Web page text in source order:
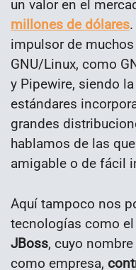
un valor en el
millones de dólares
impulsor de
GNU/Linux, como
y Pipewire, siendo
estándares
grandes
hablamos de las
amigable o de fácil
Aquí tampoco nos
tecnologías como el
JBoss, cuyo
como empresa,